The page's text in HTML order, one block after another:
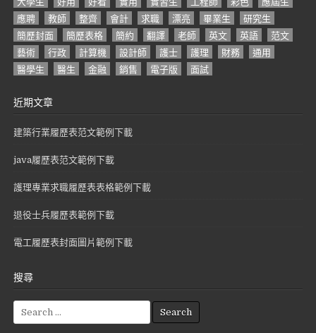
應聘
教師 整齊 會計 求職 漂亮 畢業生
研究生
簡歷封面
簡歷表格 簡約 翻譯 老師 英文 英語
范文
藝術
行政 計算機 設計師 護士 護理 財務
通用
醫學生
醫生 金融 銷售 電子版 面試
近期文章
建築行業履歷表范文範例下載
java履歷表范文範例下載
護理專業求職履歷表表格範例下載
退役士兵履歷表範例下載
電工履歷表封面圖片範例下載
搜尋
e